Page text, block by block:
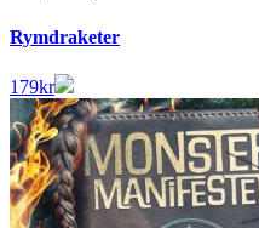
Rymdraketer
179kr